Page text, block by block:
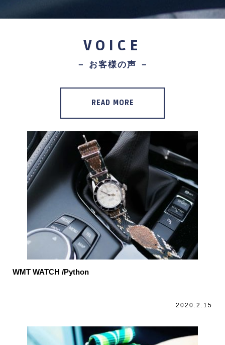
VOICE
－ お客様の声 －
READ MORE
WMT WATCH /Python
2020.2.15